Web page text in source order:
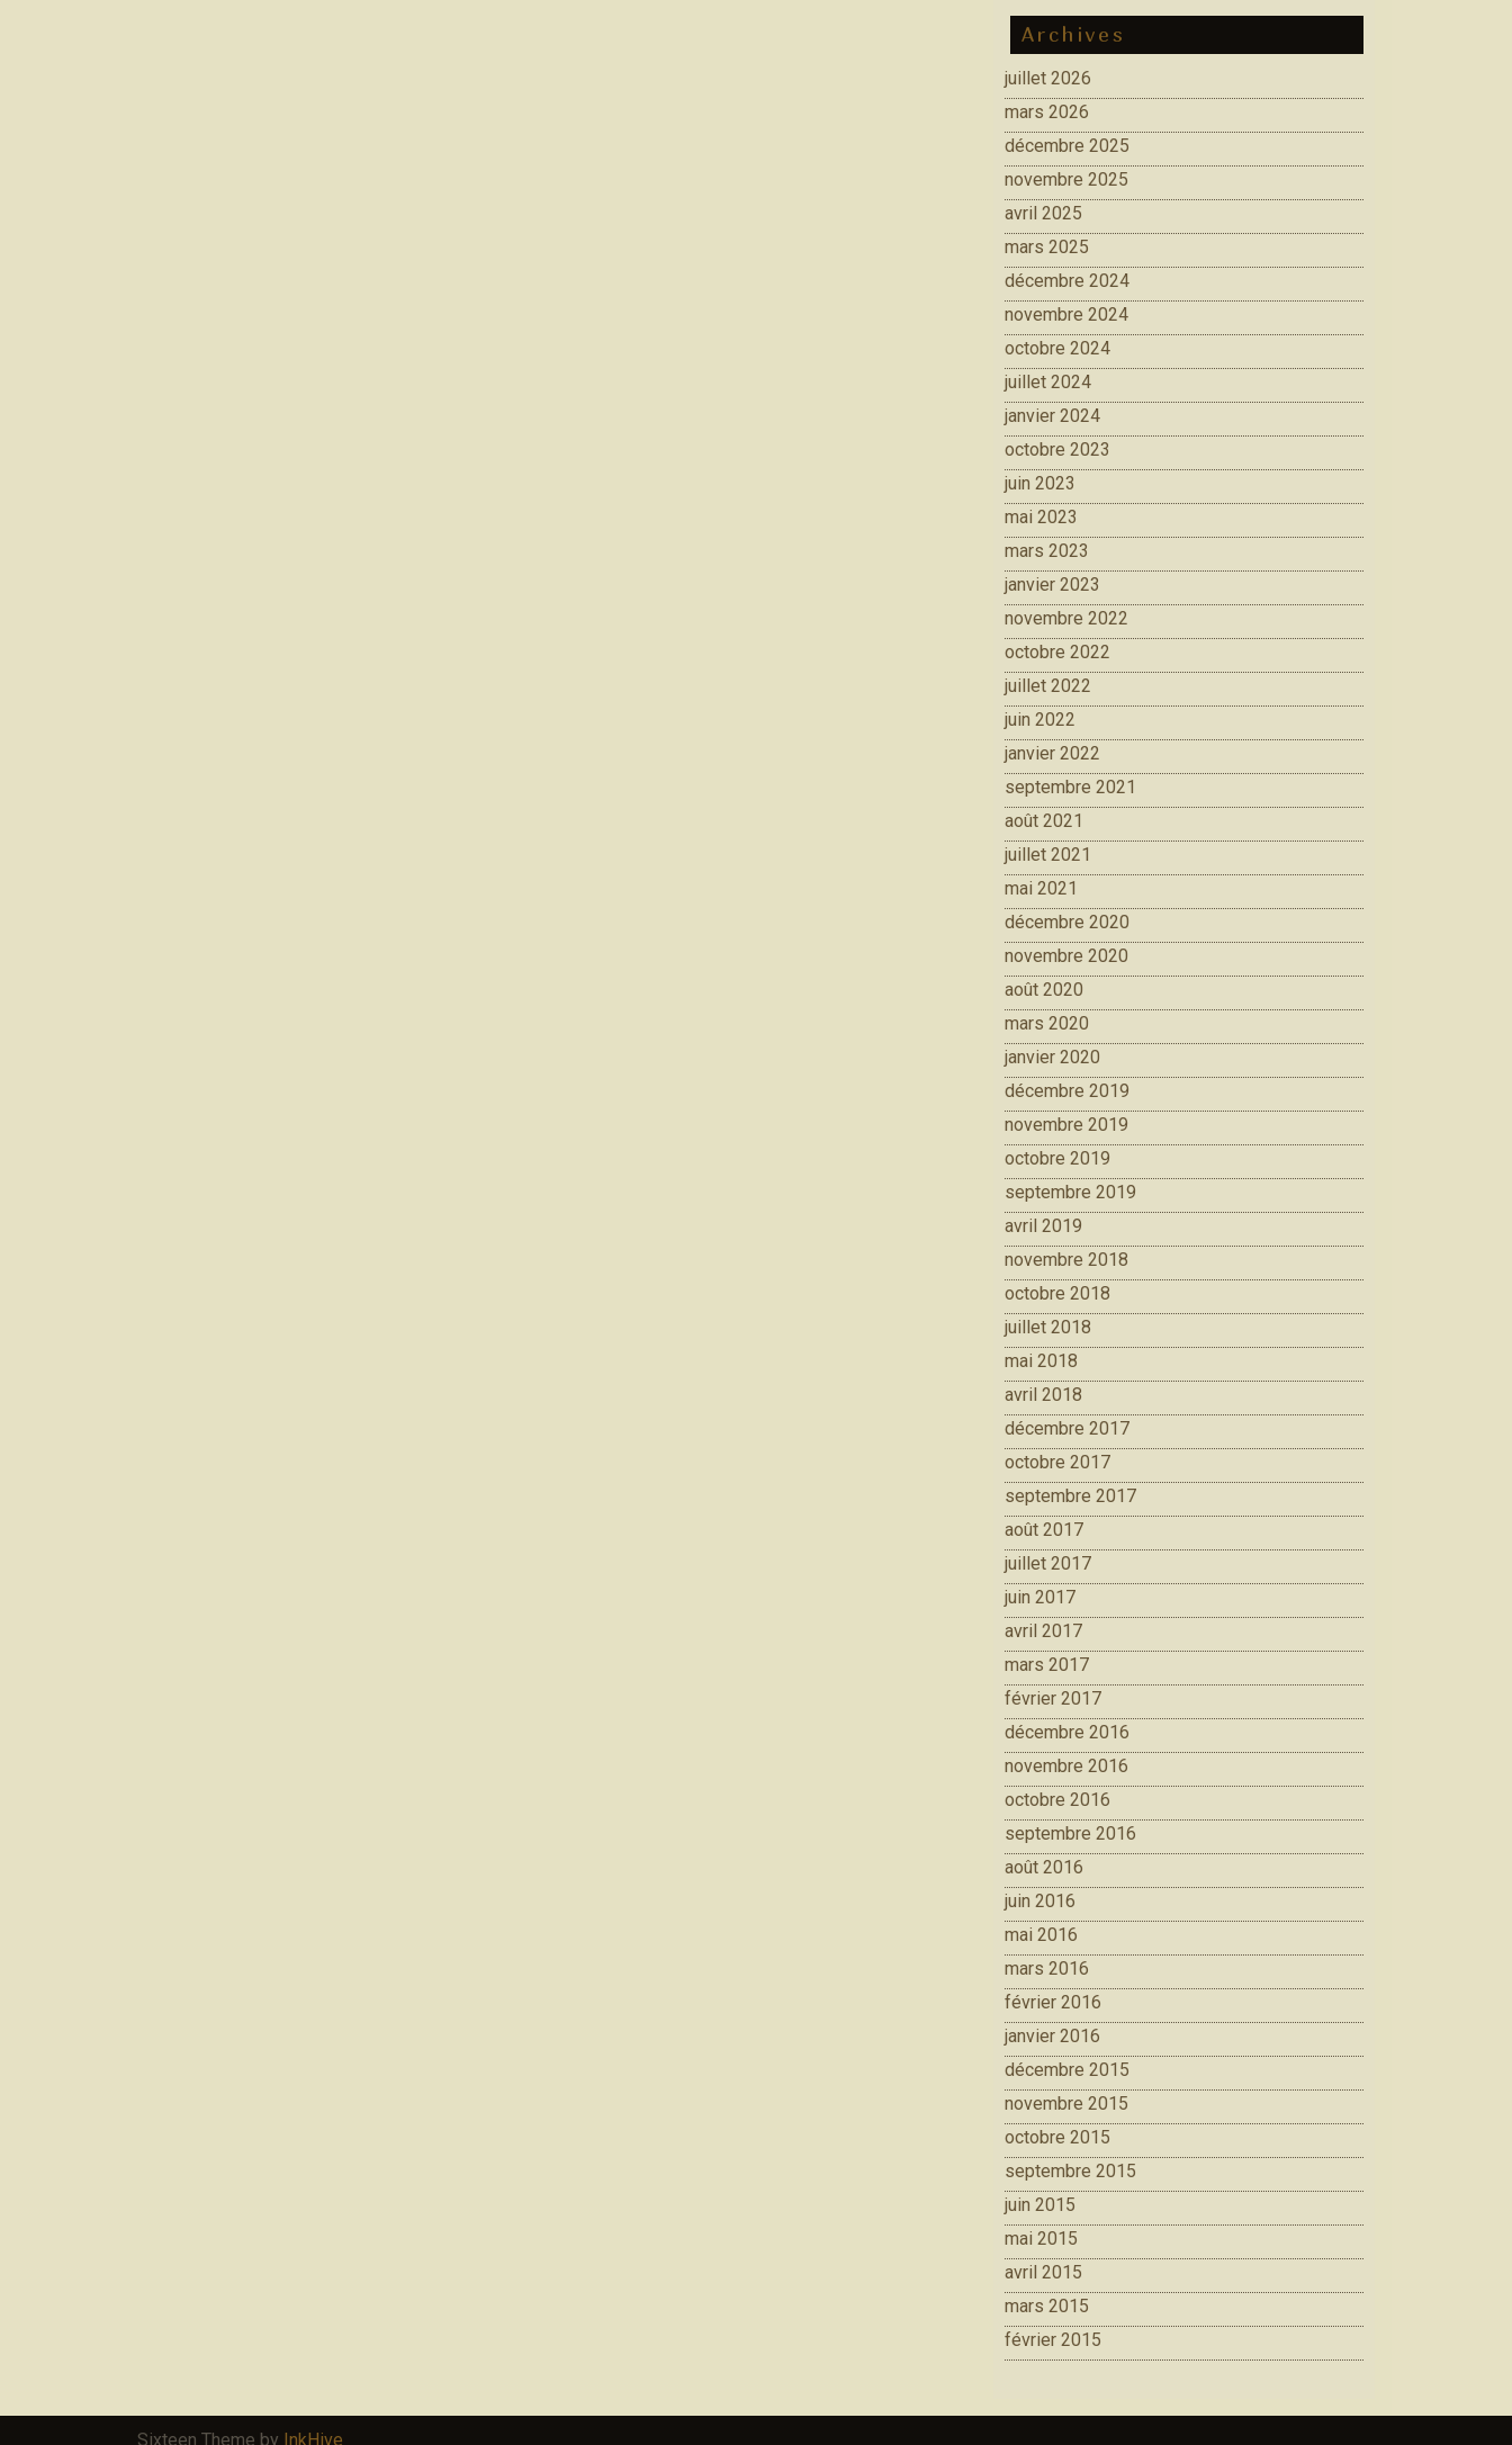
Archives
juillet 2026
mars 2026
décembre 2025
novembre 2025
avril 2025
mars 2025
décembre 2024
novembre 2024
octobre 2024
juillet 2024
janvier 2024
octobre 2023
juin 2023
mai 2023
mars 2023
janvier 2023
novembre 2022
octobre 2022
juillet 2022
juin 2022
janvier 2022
septembre 2021
août 2021
juillet 2021
mai 2021
décembre 2020
novembre 2020
août 2020
mars 2020
janvier 2020
décembre 2019
novembre 2019
octobre 2019
septembre 2019
avril 2019
novembre 2018
octobre 2018
juillet 2018
mai 2018
avril 2018
décembre 2017
octobre 2017
septembre 2017
août 2017
juillet 2017
juin 2017
avril 2017
mars 2017
février 2017
décembre 2016
novembre 2016
octobre 2016
septembre 2016
août 2016
juin 2016
mai 2016
mars 2016
février 2016
janvier 2016
décembre 2015
novembre 2015
octobre 2015
septembre 2015
juin 2015
mai 2015
avril 2015
mars 2015
février 2015
Sixteen Theme by InkHive